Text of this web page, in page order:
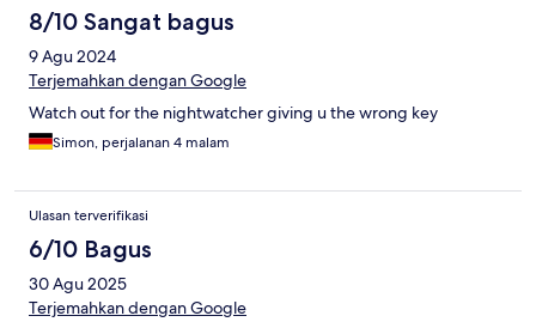
8/10 Sangat bagus
9 Agu 2024
Terjemahkan dengan Google
Watch out for the nightwatcher giving u the wrong key
Simon, perjalanan 4 malam
Ulasan terverifikasi
6/10 Bagus
30 Agu 2025
Terjemahkan dengan Google